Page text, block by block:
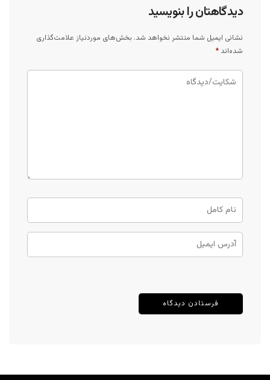
دیدگاهتان را بنویسید
نشانی ایمیل شما منتشر نخواهد شد. بخش‌های موردنیاز علامت‌گذاری
شده‌اند *